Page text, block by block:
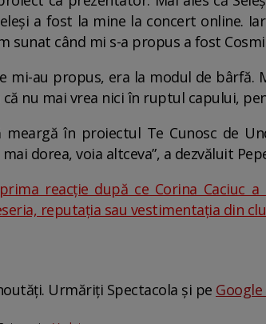
a fost la mine la concert online.
sunat când mi s-a propus a fost
mi-au propus, era la modul de bârfă.
nu mai vrea nici în ruptul capului,
în proiectul Te Cunosc de
dorea, voia altceva”, a dezvăluit
reacție după ce Corina
reputația sau vestimentația din
Urmăriți Spectacola și pe Google